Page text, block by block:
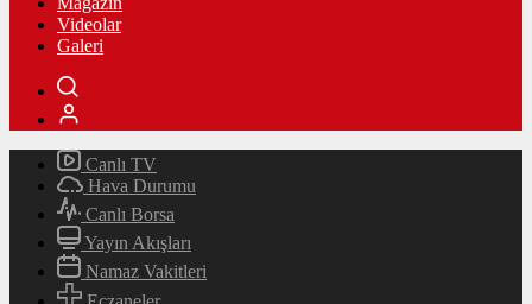
Videolar
Galeri
Canlı TV
Hava Durumu
Canlı Borsa
Yayın Akışları
Namaz Vakitleri